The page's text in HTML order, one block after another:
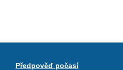
Předpověď počasí